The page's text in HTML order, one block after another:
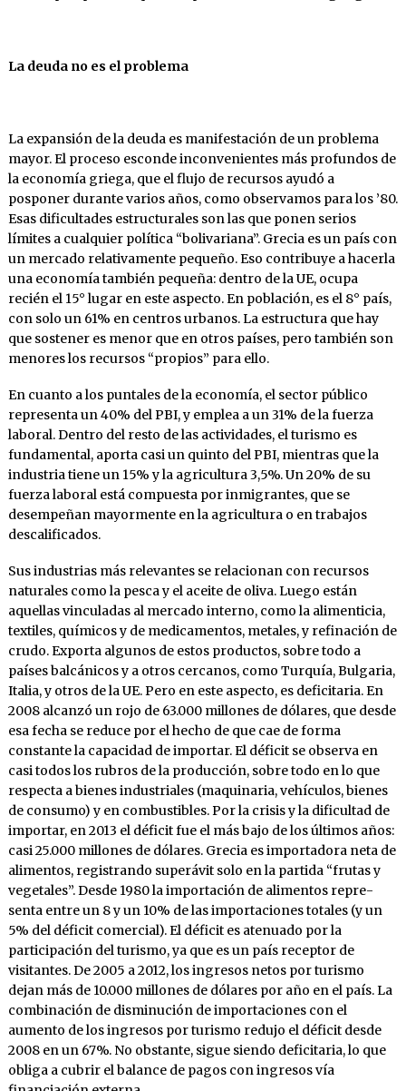
La deuda no es el problema
La expansión de la deuda es manifestación de un problema
mayor. El proceso esconde incon­venientes más profundos de
la economía grie­ga, que el flujo de recursos ayudó a
posponer durante varios años, como observamos para los ’80.
Esas dificultades estructurales son las que ponen serios
límites a cualquier política “boli­variana”. Grecia es un país con
un mercado re­lativamente pequeño. Eso contribuye a hacerla
una economía también pequeña: dentro de la UE, ocupa
recién el 15° lugar en este aspecto. En población, es el 8° país,
con solo un 61% en centros urbanos. La estructura que hay
que sos­tener es menor que en otros países, pero tam­bién son
menores los recursos “propios” para ello.
En cuanto a los puntales de la economía, el sec­tor público
representa un 40% del PBI, y em­plea a un 31% de la fuerza
laboral. Dentro del resto de las actividades, el turismo es
funda­mental, aporta casi un quinto del PBI, mien­tras que la
industria tiene un 15% y la agricul­tura 3,5%. Un 20% de su
fuerza laboral está compuesta por inmigrantes, que se
desempe­ñan mayormente en la agricultura o en traba­jos
descalificados.
Sus industrias más relevantes se relacionan con recursos
naturales como la pesca y el aceite de oliva. Luego están
aquellas vinculadas al mer­cado interno, como la alimenticia,
textiles, quí­micos y de medicamentos, metales, y refinación de
crudo. Exporta algunos de estos productos, sobre todo a
países balcánicos y a otros cerca­nos, como Turquía, Bulgaria,
Italia, y otros de la UE. Pero en este aspecto, es deficitaria. En
2008 alcanzó un rojo de 63.000 millones de dólares, que desde
esa fecha se reduce por el he­cho de que cae de forma
constante la capacidad de importar. El déficit se observa en
casi todos los rubros de la producción, sobre todo en lo que
respecta a bienes industriales (maquinaria, vehículos, bienes
de consumo) y en combusti­bles. Por la crisis y la dificultad de
importar, en 2013 el déficit fue el más bajo de los últimos años:
casi 25.000 millones de dólares. Grecia es importadora neta de
alimentos, registrando superávit solo en la partida “frutas y
vegetales”. Desde 1980 la importación de alimentos repre­
senta entre un 8 y un 10% de las importacio­nes totales (y un
5% del déficit comercial). El déficit es atenuado por la
participación del tu­rismo, ya que es un país receptor de
visitantes. De 2005 a 2012, los ingresos netos por turismo
dejan más de 10.000 millones de dólares por año en el país. La
combinación de disminución de importaciones con el
aumento de los ingre­sos por turismo redujo el déficit desde
2008 en un 67%. No obstante, sigue siendo deficitaria, lo que
obliga a cubrir el balance de pagos con ingresos vía